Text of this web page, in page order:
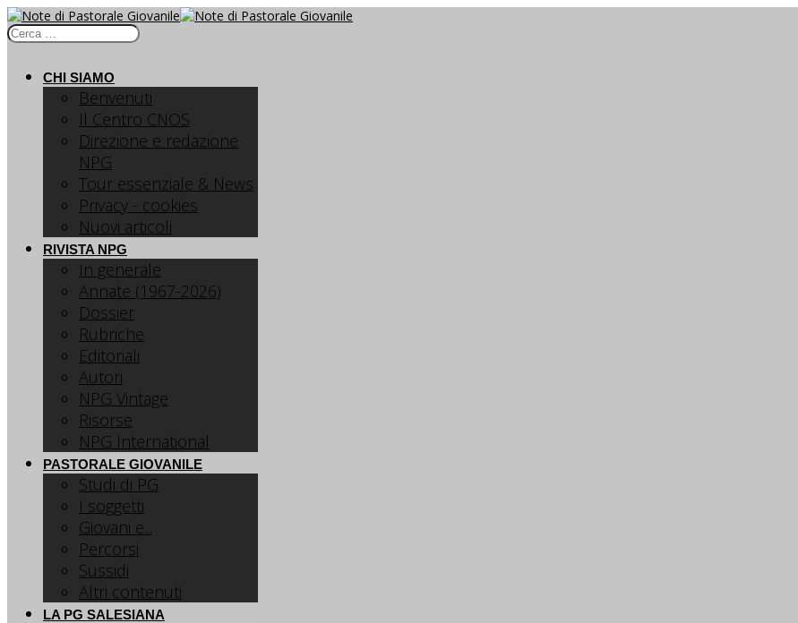
CHI SIAMO
Benvenuti
Il Centro CNOS
Direzione e redazione
NPG
Tour essenziale & News
Privacy - cookies
Nuovi articoli
RIVISTA NPG
In generale
Annate (1967-2026)
Dossier
Rubriche
Editoriali
Autori
NPG Vintage
Risorse
NPG International
PASTORALE GIOVANILE
Studi di PG
I soggetti
Giovani e...
Percorsi
Sussidi
Altri contenuti
LA PG SALESIANA